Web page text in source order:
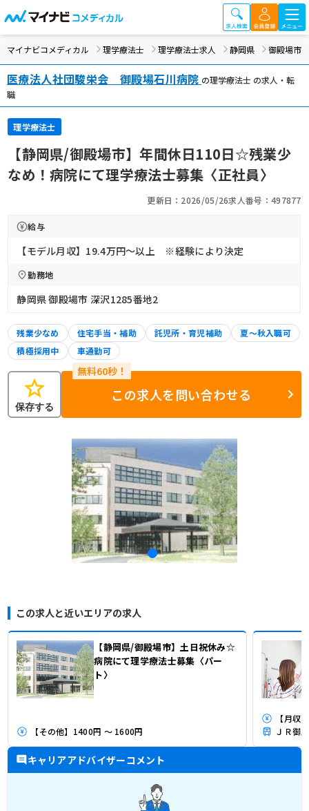
マイナビコメディカル 理学療法士 理学療法士求人 静岡県 御殿場市
医療法人社団駿栄会 御殿場石川病院 の理学療法士 の求人・転
職
理学療法士
【静岡県/御殿場市】年間休日110日☆残業少
なめ！病院にて理学療法士募集〈正社員〉
更新日：2026/05/26求人番号：497877
給与
【モデル月収】19.4万円〜以上 ※経験により決定
勤務地
静岡県 御殿場市 深沢1285番地2
残業少なめ 住宅手当・補助 託児所・育児補助
夏～秋入職可
積極採用中
車通勤可
star
保存する
この求人を問い合わせる
この求人と近いエリアの求人
【静岡県/御殿場市】土日祝休み☆
病院にて理学療法士募集〈パー
ト〉
【その他】1400円 ～ 1600円
【月収
ＪＲ御
キャリアアドバイザーコメント